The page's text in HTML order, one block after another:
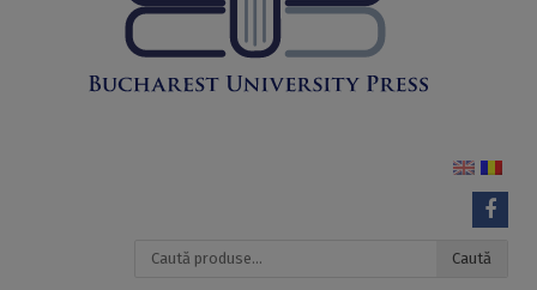
Caută
Caută